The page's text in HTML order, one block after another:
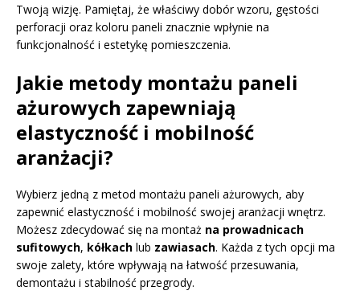
Twoją wizję. Pamiętaj, że właściwy dobór wzoru, gęstości
perforacji oraz koloru paneli znacznie wpłynie na
funkcjonalność i estetykę pomieszczenia.
Jakie metody montażu paneli
ażurowych zapewniają
elastyczność i mobilność
aranżacji?
Wybierz jedną z metod montażu paneli ażurowych, aby
zapewnić elastyczność i mobilność swojej aranżacji wnętrz.
Możesz zdecydować się na montaż na prowadnicach
sufitowych, kółkach lub zawiasach. Każda z tych opcji ma
swoje zalety, które wpływają na łatwość przesuwania,
demontażu i stabilność przegrody.